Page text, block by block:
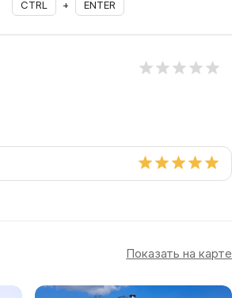
CTRL + ENTER
Показать на карте